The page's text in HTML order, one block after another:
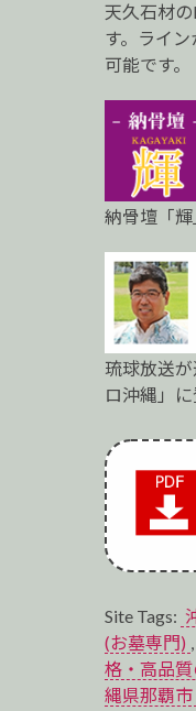
ロ
天久石材
す。ライ
可能です。
納骨壇「輝
琉球放送
ロ沖縄」に
Site Tags:
(お墓専門) ,
格・高品
縄県那覇市